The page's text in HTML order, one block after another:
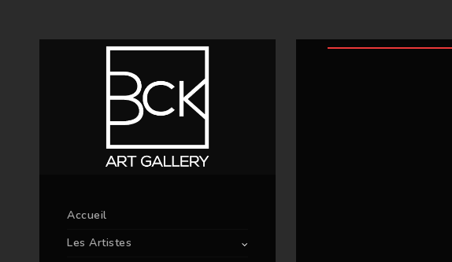
Accueil
Les Artistes